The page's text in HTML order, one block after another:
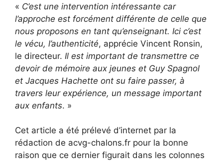
« C’est une intervention intéressante car
l’approche est forcément différente de celle que
nous proposons en tant qu’enseignant. Ici c’est
le vécu, l’authenticité, apprécie Vincent Ronsin,
le directeur. Il est important de transmettre ce
devoir de mémoire aux jeunes et Guy Spagnol
et Jacques Hachette ont su faire passer, à
travers leur expérience, un message important
aux enfants. »
Cet article a été prélevé d’internet par la
rédaction de acvg-chalons.fr pour la bonne
raison que ce dernier figurait dans les colonnes